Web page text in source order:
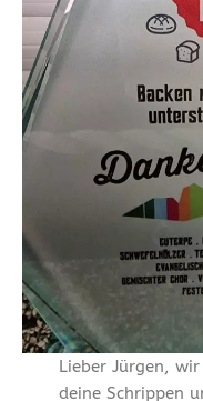
Lieber Jürgen,
deine Schrippen